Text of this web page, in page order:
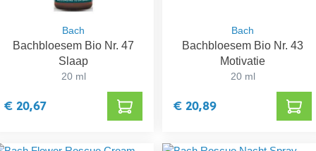
Bach
Bachbloesem Bio Nr. 47
Slaap
20 ml
€ 20,67
Bach
Bachbloesem Bio Nr. 43
Motivatie
20 ml
€ 20,89